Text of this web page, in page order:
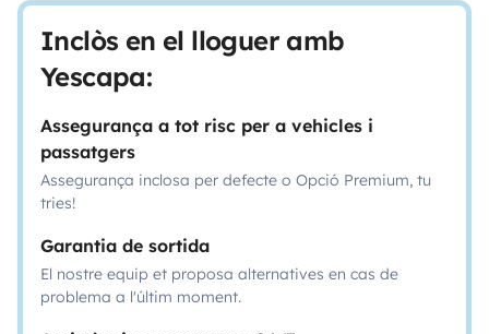
Inclòs en el lloguer amb
Yescapa:
Assegurança a tot risc per a vehicles i
passatgers
Assegurança inclosa per defecte o Opció Premium, tu
tries!
Garantia de sortida
El nostre equip et proposa alternatives en cas de
problema a l'últim moment.